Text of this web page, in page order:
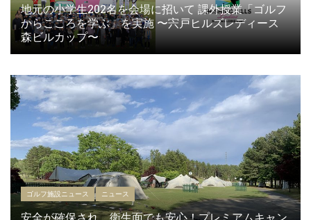
地元の小学生202名を会場に招いて 課外授業「ゴルフ
からこころを学ぶ」を実施 〜宍戸ヒルズレディース
森ビルカップ〜
ゴルフ施設ニュース ニュース
安全が確保され、衛生面でも安心！プレミアムキャン